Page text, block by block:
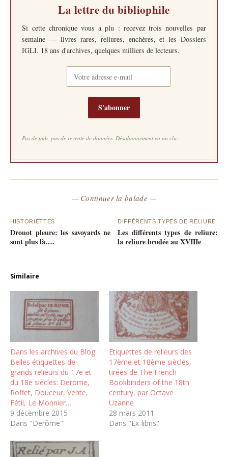
La lettre du bibliophile
Si cette chronique vous a plu : recevez trois nouvelles par
semaine — livres rares, reliures, enchères, et les Dossiers
IGLI. 18 ans d'archives, quelques milliers de lecteurs.
S'abonner
Pas de pub, pas de revente de données. Désabonnement en un clic.
— Continuer la balade —
HISTORIETTES
Drouot pleure: les savoyards ne
sont plus là….
DIFFÉRENTS TYPES DE RELIURE
Les différents types de reliure:
la reliure brodée au XVIIIe
Similaire
Dans les archives du Blog:
Belles étiquettes de
grands relieurs du 17e et
du 18e siècles: Derome,
Roffet, Douceur, Vente,
Fétil, Le Monnier…
9 décembre 2015
Dans "Derôme"
Etiquettes de relieurs des
17ème et 18ème siècles,
tirées de The French
Bookbinders of the 18th
century, par Octave
Uzanne
28 mars 2011
Dans "Ex-libris"